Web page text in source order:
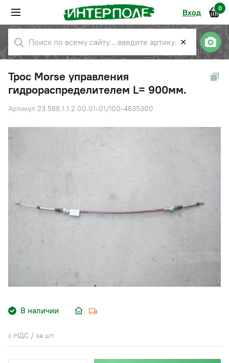
Вход 0
✕
Трос Morse управления
гидрораспределителем L= 900мм.
Артикул 23.588.1.1.2.00.01-01/100-4635300
В наличии
с НДС / за шт